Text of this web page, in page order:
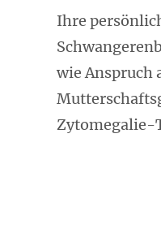
Ihre
wie Anspruch
Zytomegalie-